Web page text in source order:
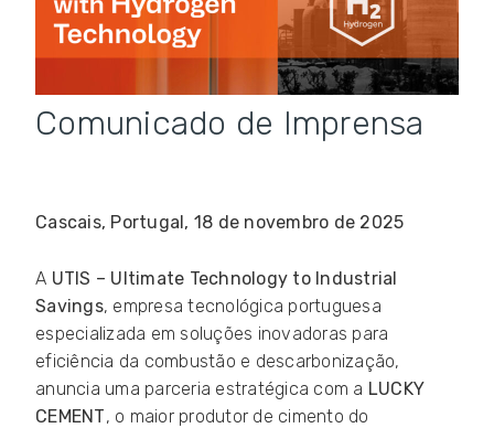
Comunicado de Imprensa
Cascais, Portugal, 18 de novembro de 2025
A UTIS – Ultimate Technology to Industrial
Savings, empresa tecnológica portuguesa
especializada em soluções inovadoras para
eficiência da combustão e descarbonização,
anuncia uma parceria estratégica com a LUCKY
CEMENT, o maior produtor de cimento do